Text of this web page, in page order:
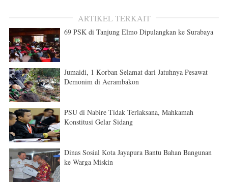
ARTIKEL TERKAIT
69 PSK di Tanjung Elmo Dipulangkan ke Surabaya
Jumaidi, 1 Korban Selamat dari Jatuhnya Pesawat
Demonim di Aerambakon
PSU di Nabire Tidak Terlaksana, Mahkamah
Konstitusi Gelar Sidang
Dinas Sosial Kota Jayapura Bantu Bahan Bangunan
ke Warga Miskin